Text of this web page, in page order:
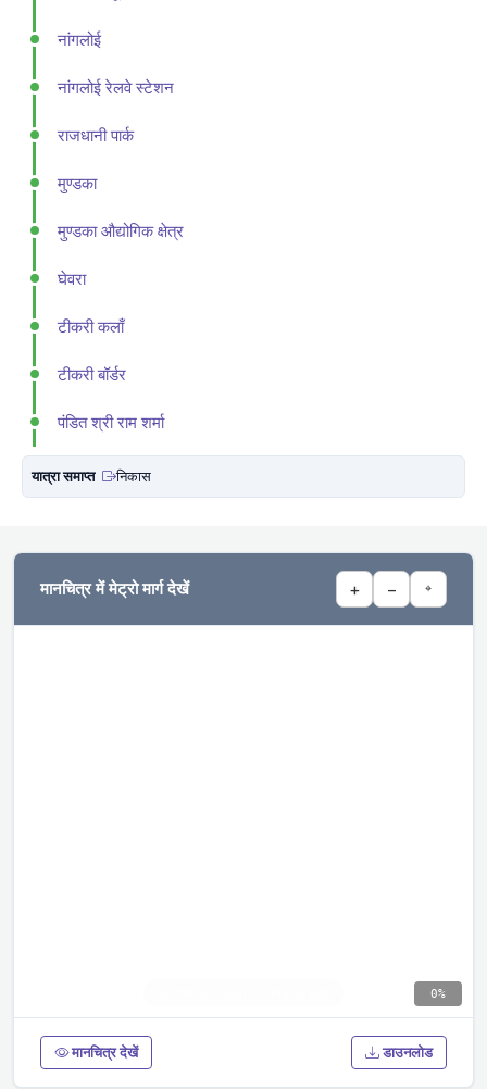
नांगलोई
नांगलोई रेलवे स्टेशन
राजधानी पार्क
मुण्डका
मुण्डका औद्योगिक क्षेत्र
घेवरा
टीकरी कलाँ
टीकरी बॉर्डर
पंडित श्री राम शर्मा
यात्रा समाप्त निकास
मानचित्र में मेट्रो मार्ग देखें + − ⌖
0%
मानचित्र देखें डाउनलोड